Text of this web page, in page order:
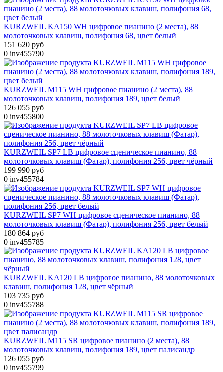
KURZWEIL KA150 WH цифровое пианино (2 места), 88
молоточковых клавиш, полифония 68, цвет белый
151 620 руб
0 inv455790
KURZWEIL M115 WH цифровое пианино (2 места), 88
молоточковых клавиш, полифония 189, цвет белый
126 055 руб
0 inv455800
KURZWEIL SP7 LB цифровое сценическое пианино, 88
молоточковых клавиш (Фатар), полифония 256, цвет чёрный
199 990 руб
0 inv455784
KURZWEIL SP7 WH цифровое сценическое пианино, 88
молоточковых клавиш (Фатар), полифония 256, цвет белый
180 864 руб
0 inv455785
KURZWEIL KA120 LB цифровое пианино, 88 молоточковых
клавиш, полифония 128, цвет чёрный
103 735 руб
0 inv455788
KURZWEIL M115 SR цифровое пианино (2 места), 88
молоточковых клавиш, полифония 189, цвет палисандр
126 055 руб
0 inv455799